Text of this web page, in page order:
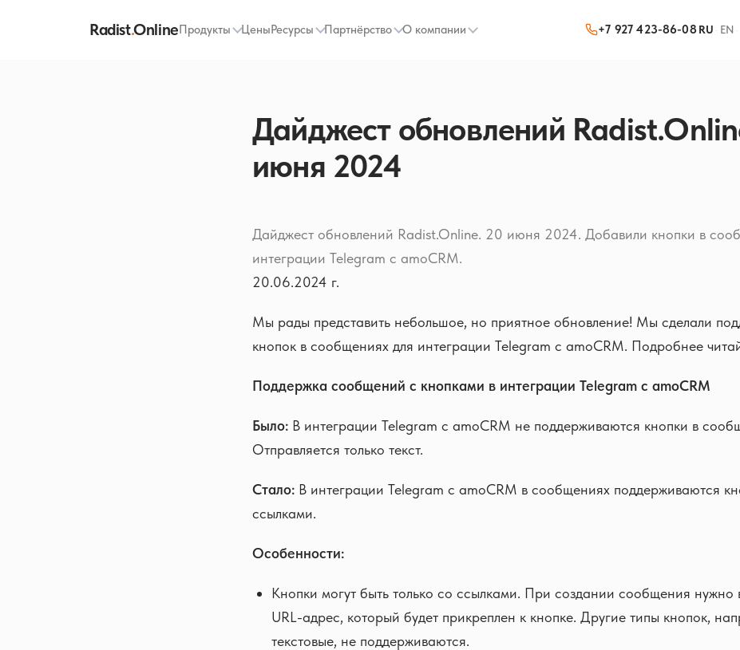
Radist.OnlineПродукты ЦеныРесурсы Партнёрство О компании +7 927 423-86-08 RU · EN ·
Дайджест обновлений
июня 2024
Дайджест обновлений Radist.Online. 20 июня 2024. Добавили кнопки в
интеграции Telegram с amoCRM.
20.06.2024 г.
Мы рады представить небольшое, но приятное обновление! Мы сделали
кнопок в сообщениях для интеграции Telegram с amoCRM. Подробнее
Поддержка сообщений с кнопками в интеграции Telegram с amoCRM
Было: В интеграции Telegram с amoCRM не поддерживаются кнопки в
Отправляется только текст.
Стало: В интеграции Telegram с amoCRM в сообщениях поддерживаются
ссылками.
Особенности:
Кнопки могут быть только со ссылками. При создании сообщения нужно
URL-адрес, который будет прикреплен к кнопке. Другие типы кнопок,
текстовые, не поддерживаются.